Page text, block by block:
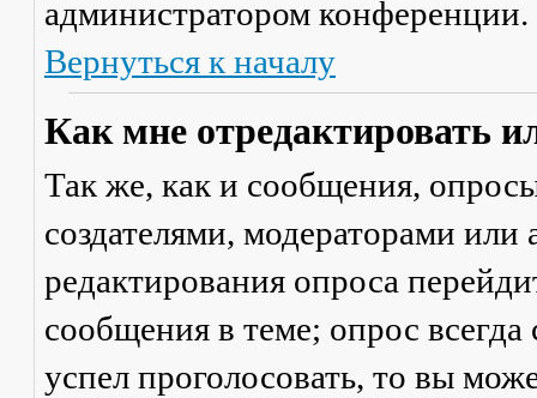
администратором конференции.
Вернуться к началу
Как мне отредактировать
Так же, как и сообщения,
создателями, модераторами
редактирования опроса
сообщения в теме; опрос
успел проголосовать, то вы